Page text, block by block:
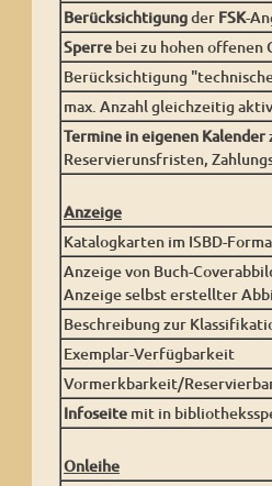
Berücksichtigungder FSK-
Sperre bei zu hohen offenen
Berücksichtigung
max. Anzahl gleichzeitig
Termine in eigenen Kalender
Reservierunsfristen,
Anzeige
Katalogkarten im ISBD-
Anzeige von Buch-
Anzeige selbst erstellter
Beschreibung zur
Exemplar-Verfügbarkeit
Vormerkbarkeit/
Infoseite mit in
Onleihe